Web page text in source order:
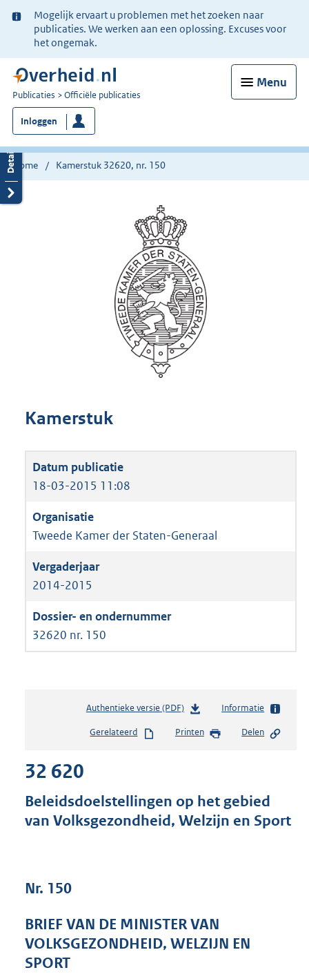
Ter
informatie:
Mogelijk ervaart u problemen met het zoeken naar
publicaties. We werken aan een oplossing. Excuses voor
het ongemak.
Menu
U
bent
nu
hier:
Publicaties Officiële publicaties
Inloggen
Home Kamerstuk 32620, nr. 150
Kamerstuk
18-03-2015 11:08
Tweede Kamer der Staten-Generaal
2014-2015
32620 nr. 150
Authentieke versie (PDF)b
s
s
g
:
4
Informatie
Gerelateerd Printen Delen
32 620
Beleidsdoelstellingen op het gebied
van Volksgezondheid, Welzijn en Sport
Nr. 150
BRIEF VAN DE MINISTER VAN
VOLKSGEZONDHEID, WELZIJN EN
SPORT